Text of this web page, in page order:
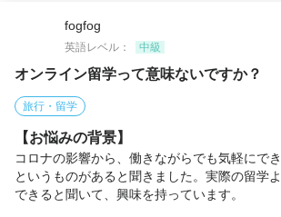
fogfog
英語レベル：
中級
オンライン留学って意味ないですか？
旅行・留学
【お悩みの背景】
コロナの影響から、働きながらでも気軽にで
というものがあると聞きました。実際の留学
できると聞いて、興味を持っています。